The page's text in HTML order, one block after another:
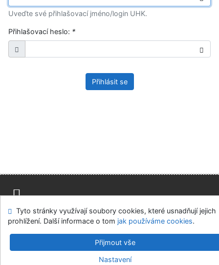
Uveďte své přihlašovací jméno/login UHK.
Přihlašovací heslo: *
Přihlásit se
Mapa stránek Přístupnost
Soukromí
Modul OpenSearch
Napište nám Nastavení cookies
Univerzitní knihovna - Univerzita Hradec Králové
v.4.8.63a-Cosmotron Bohemia, s.r.o.
Tyto stránky využívají soubory cookies, které usnadňují jejich
prohlížení. Další informace o tom jak používáme cookies.
Přijmout vše
Nastavení